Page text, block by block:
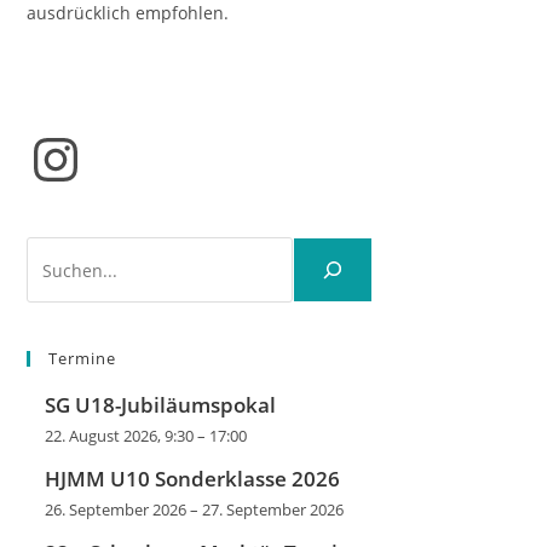
ausdrücklich empfohlen.
Instagram
Termine
SG U18-Jubiläumspokal
22. August 2026, 9:30– 17:00
HJMM U10 Sonderklasse 2026
26. September 2026–27. September 2026